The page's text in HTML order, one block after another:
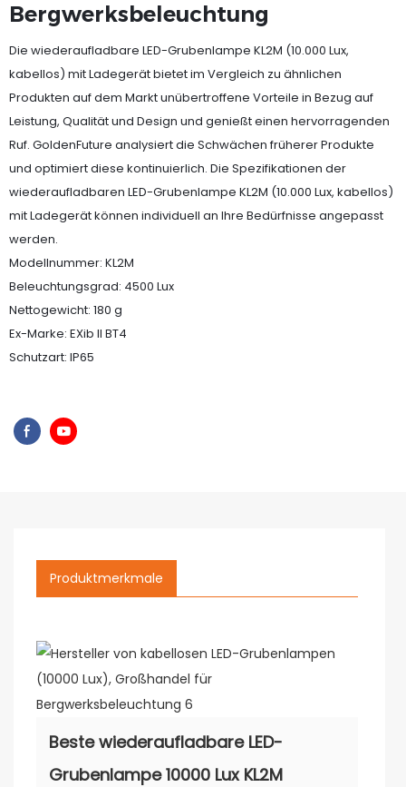
Bergwerksbeleuchtung
Die wiederaufladbare LED-Grubenlampe KL2M (10.000 Lux,
kabellos) mit Ladegerät bietet im Vergleich zu ähnlichen
Produkten auf dem Markt unübertroffene Vorteile in Bezug auf
Leistung, Qualität und Design und genießt einen hervorragenden
Ruf. GoldenFuture analysiert die Schwächen früherer Produkte
und optimiert diese kontinuierlich. Die Spezifikationen der
wiederaufladbaren LED-Grubenlampe KL2M (10.000 Lux, kabellos)
mit Ladegerät können individuell an Ihre Bedürfnisse angepasst
werden.
Modellnummer: KL2M
Beleuchtungsgrad: 4500 Lux
Nettogewicht: 180 g
Ex-Marke: EXib II BT4
Schutzart: IP65
Produktmerkmale
Beste wiederaufladbare LED-
Grubenlampe 10000 Lux KL2M